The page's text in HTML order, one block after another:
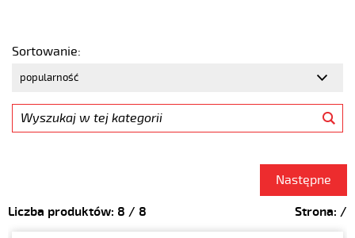
Sortowanie:
Następne
Liczba produktów: 8 / 8 Strona: /